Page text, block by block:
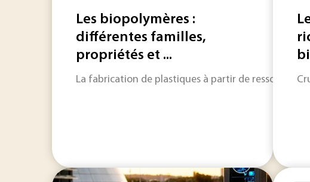
Les biopolymères :
différentes familles,
propriétés et ...
La fabrication de plastiques à partir de ressources